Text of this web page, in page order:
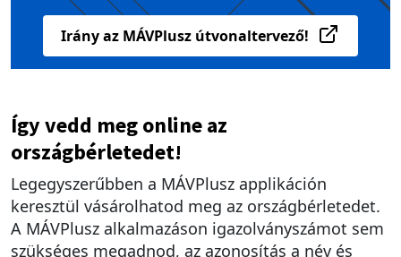
Irány az MÁVPlusz útvonaltervező!
Így vedd meg online az
országbérletedet!
Legegyszerűbben a MÁVPlusz applikáción
keresztül vásárolhatod meg az országbérletedet.
A MÁVPlusz alkalmazáson igazolványszámot sem
szükséges megadnod, az azonosítás a név és